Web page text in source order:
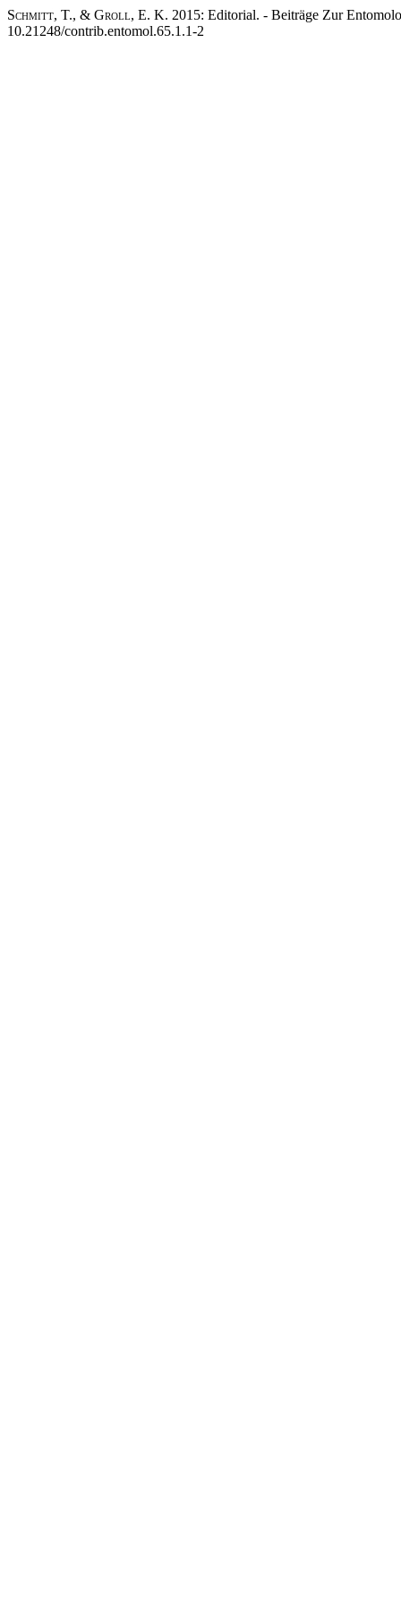
Schmitt, T., & Groll, E. K. 2015: Editorial. - Beiträge Zur
10.21248/contrib.entomol.65.1.1-2